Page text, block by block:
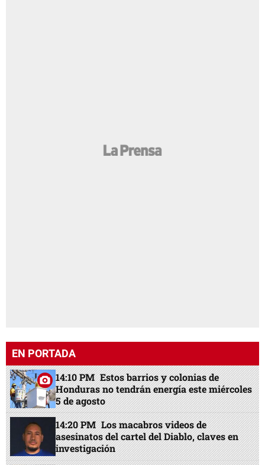
EN PORTADA
14:10 PM Estos barrios y colonias de
Honduras no tendrán energía este miércoles
5 de agosto
14:20 PM Los macabros videos de
asesinatos del cartel del Diablo, claves en
investigación